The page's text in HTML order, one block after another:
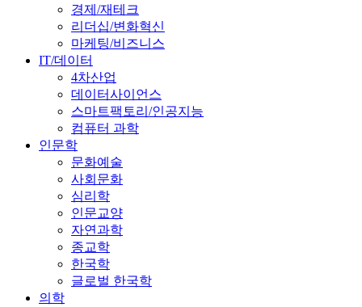
경제/재테크
리더십/변화혁신
마케팅/비즈니스
IT/데이터
4차산업
데이터사이언스
스마트팩토리/인공지능
컴퓨터 과학
인문학
문화예술
사회문화
심리학
인문교양
자연과학
종교학
한국학
글로벌 한국학
의학